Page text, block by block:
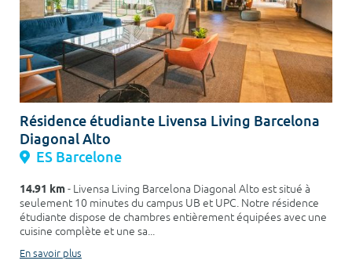
Résidence étudiante Livensa Living Barcelona
Diagonal Alto
ES Barcelone
14.91 km- Livensa Living Barcelona Diagonal Alto est situé à
seulement 10 minutes du campus UB et UPC. Notre résidence
étudiante dispose de chambres entièrement équipées avec une
cuisine complète et une sa...
En savoir plus